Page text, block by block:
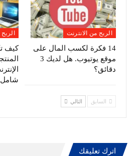
الربح من الانترنت
14 فكرة لكسب المال على
موقع يوتيوب. هل لديك 3
دقائق؟
كيف
شامل
السابق التالي
اترك تعليقك